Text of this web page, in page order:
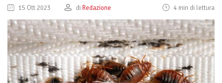
15 Ott 2023 di Redazione 4 min di lettura